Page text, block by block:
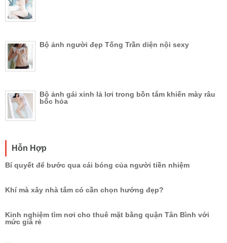
Bộ ảnh người đẹp Tống Trần diện nội sexy
Bộ ảnh gái xinh lả lơi trong bồn tắm khiến mày râu
bốc hỏa
Hỗn Hợp
Bí quyết để bước qua cái bóng của người tiền nhiệm
Khí mà xây nhà tắm có cần chọn hướng đẹp?
Kinh nghiệm tìm nơi cho thuê mặt bằng quận Tân Bình với
mức giá rẻ